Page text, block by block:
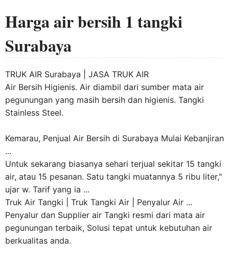
Harga air bersih 1 tangki
Surabaya
TRUK AIR Surabaya | JASA TRUK AIR
Air Bersih Higienis. Air diambil dari sumber mata air
pegunungan yang masih bersih dan higienis. Tangki
Stainless Steel.
Kemarau, Penjual Air Bersih di Surabaya Mulai Kebanjiran
...
Untuk sekarang biasanya sehari terjual sekitar 15 tangki
air, atau 15 pesanan. Satu tangki muatannya 5 ribu liter,"
ujar w. Tarif yang ia ...
Truk Air Tangki | Truk Tangki Air | Penyalur Air ...
Penyalur dan Supplier air Tangki resmi dari mata air
pegunungan terbaik, Solusi tepat untuk kebutuhan air
berkualitas anda.